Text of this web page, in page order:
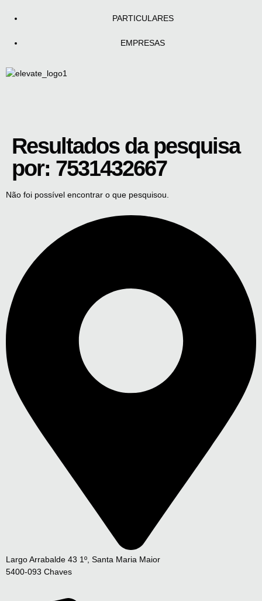
PARTICULARES
EMPRESAS
Resultados da pesquisa
por: 7531432667
Não foi possível encontrar o que pesquisou.
Largo Arrabalde 43 1º, Santa Maria Maior
5400-093 Chaves